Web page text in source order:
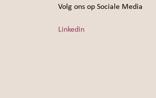
Volg ons op Sociale Media
Linkedin